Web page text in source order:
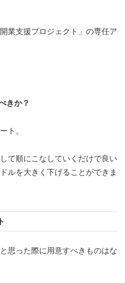
業支援プロジェクト」の専任ア
きか？
ト。
て順にこなしていくだけで良い
ルを大きく下げることができま
思った際に用意すべきものはな